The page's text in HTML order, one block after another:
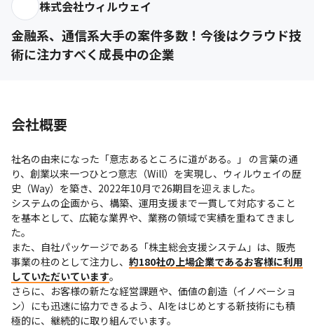
株式会社ウィルウェイ
金融系、通信系大手の案件多数！今後はクラウド技
術に注力すべく成長中の企業
会社概要
社名の由来になった「意志あるところに道がある。」 の言葉の通
り、創業以来一つひとつ意志（Will）を実現し、ウィルウェイの歴
史（Way）を築き、2022年10月で26期目を迎えました。
システムの企画から、構築、運用支援まで一貫して対応すること
を基本として、広範な業界や、業務の領域で実績を重ねてきまし
た。
また、自社パッケージである「株主総会支援システム」は、販売
事業の柱のとして注力し、 約180社の上場企業であるお客様に利用
していただいています。
さらに、お客様の新たな経営課題や、価値の創造（イノベーショ
ン）にも迅速に協力できるよう、AIをはじめとする新技術にも積
極的に、継続的に取り組んでいます。